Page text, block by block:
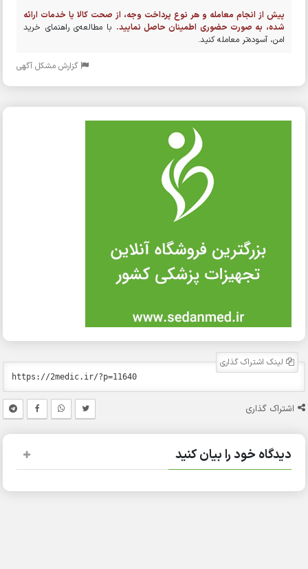
پیش از انجام معامله و هر نوع پرداخت وجه، از صحت کالا یا خدمات ارائه
شده، به صورت حضوری اطمینان حاصل نمایید. با مطالعه‌ی راهنمای خرید
امن، آسوده‌تر معامله کنید.
گزارش مشکل آگهی
لینک اشتراک گذاری
اشتراک گذاری
دیدگاه خود را بیان کنید